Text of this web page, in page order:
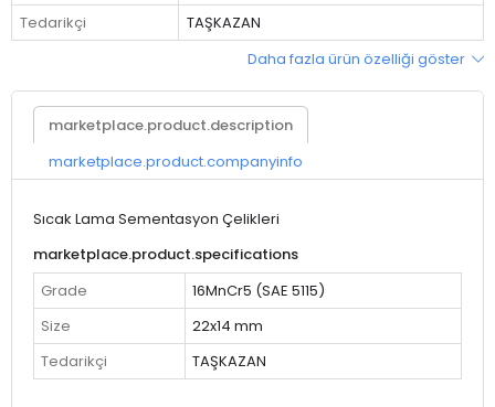
Tedarikçi
TAŞKAZAN
Daha fazla ürün özelliği göster
marketplace.product.description
marketplace.product.companyinfo
Sıcak Lama Sementasyon Çelikleri
marketplace.product.specifications
Grade
16MnCr5 (SAE 5115)
Size
22x14 mm
Tedarikçi
TAŞKAZAN